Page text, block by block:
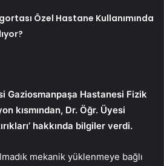
Özel Hastane Kullanımında
Gaziosmanpaşa Hastanesi Fizik
kısmından, Dr. Öğr. Üyesi
hakkında bilgiler verdi.
mekanik yüklenmeye bağlı